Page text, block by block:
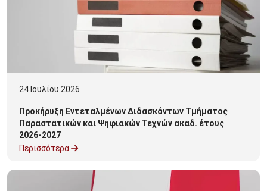
24 Ιουλίου 2026
Προκήρυξη Εντεταλμένων Διδασκόντων Τμήματος
Παραστατικών και Ψηφιακών Τεχνών ακαδ. έτους
2026-2027
Περισσότερα